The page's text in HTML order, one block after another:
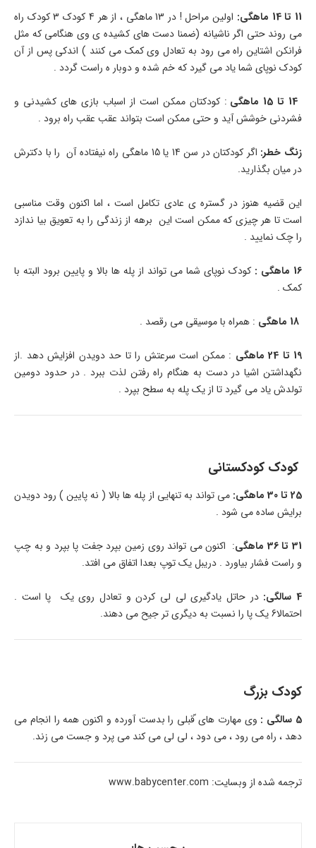
11 تا 14 ماهگی:
اولین مراحل ! در 13 ماهگی ، از هر 4 کودک 3 کودک راه
می روند حتی اگر ناشیانه (ضمنا دست های کشیده ی وی هنگامی که مثل
فرانکن اشتاین راه می رود به تعادل وی کمک می کنند ) اندکی پس از آن
کودک نوپای شما یاد می گیرد که خم شده و دوبار ه راست گردد .
: کودکتان ممکن است از اسباب بازی های کشیدنی و
فشردنی خوشش آید و حتی ممکن است بتواند عقب عقب راه برود .
زنگ خطر:
اگر کودکتان در سن 14 یا 15 ماهگی راه نیفتاده آن را با دکترش
در میان بگذارید.
این قضیه هنوز در گستره ی عادی تکامل است ، اما اکنون وقت مناسبی
است تا هر چیزی که ممکن است این برهه از زندگی را به تعویق بیا ندازد
را چک نمایید .
16 ماهگی :
کودک نوپای شما می تواند از پله ها بالا و پایین برود البته با
کمک .
: همراه با موسیقی می رقصد .
19 تا 24 ماهگی
: ممکن است سرعتش را تا حد دویدن افزایش دهد .از
نگهداشتن اشیا در دست به هنگام راه رفتن لذت ببرد . در حدود دومین
تولدش یاد می گیرد تا از یک پله به سطح بپرد .
کودک کودکستانی
25 تا 30 ماهگی:
می تواند به تنهایی از پله ها بالا ( نه پایین ) رود دویدن
برایش ساده می شود .
31 تا 36 ماهگی
: اکنون می تواند روی زمین بپرد جفت پا بپرد و به چپ
و راست فشار بیاورد . دریبل یک توپ بعدا اتفاق می افتد.
4 سالگی:
در حاتل یادگیری لی لی کردن و تعادل روی یک پا است .
احتمالا6 یک پا را نسبت به دیگری تر جیح می دهند.
کودک بزرگ
5 سالگی :
وی مهارت های ّقبلی را بدست آورده و اکنون همه را انجام می
دهد ، راه می رود ، می دود ، لی لی می کند می پرد و جست می زند.
ترجمه شده از وبسایت: www.babycenter.com